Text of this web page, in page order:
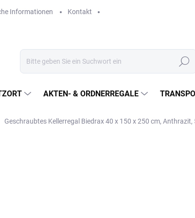
Informationen Kontakt
Suchen
AKTEN- & ORDNERREGALE
Geschraubtes Kellerregal Biedrax 40 x 150 x 250 cm,